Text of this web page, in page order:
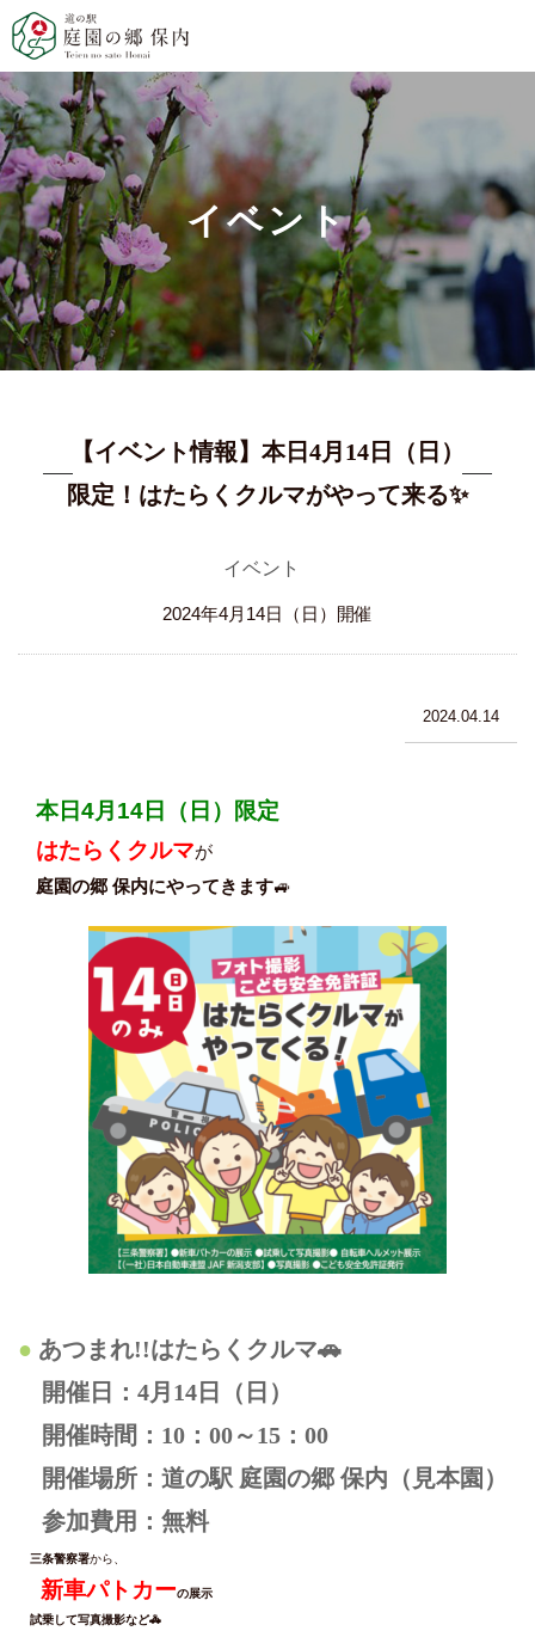
イベント
【イベント情報】本日4月14日（日）
限定！はたらくクルマがやって来る✨
イベント
2024年4月14日（日）開催
2024.04.14
本日4月14日（日）限定
はたらくクルマが
庭園の郷 保内にやってきます🚙
あつまれ!!はたらくクルマ🚗
開催日：4月14日（日）
開催時間：10：00～15：00
開催場所：道の駅 庭園の郷 保内（見本園）
参加費用：無料
三条警察署から、
新車パトカーの展示
試乗して写真撮影など🚓